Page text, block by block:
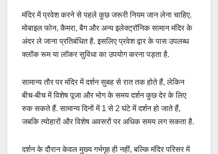
मंदिर में प्रवेश करने से पहले कुछ जरूरी नियम जान लेना चाहिए.
मोबाइल फोन, कैमरा, बैग और अन्य इलेक्ट्रॉनिक सामान मंदिर के
अंदर ले जाना प्रतिबंधित है. इसलिए प्रवेश द्वार के पास उपलब्ध
क्लॉक रूम या लॉकर सुविधा का उपयोग करना पड़ता है.
सामान्य तौर पर मंदिर में दर्शन सुबह से रात तक होते हैं, लेकिन
बीच-बीच में विशेष पूजा और भोग के समय दर्शन कुछ देर के लिए
रुक सकते हैं. सामान्य दिनों में 1 से 2 घंटे में दर्शन हो जाते हैं,
जबकि त्योहारों और विशेष अवसरों पर अधिक समय लग सकता है.
दर्शन के दौरान केवल मुख्य गर्भगृह ही नहीं, बल्कि मंदिर परिसर में